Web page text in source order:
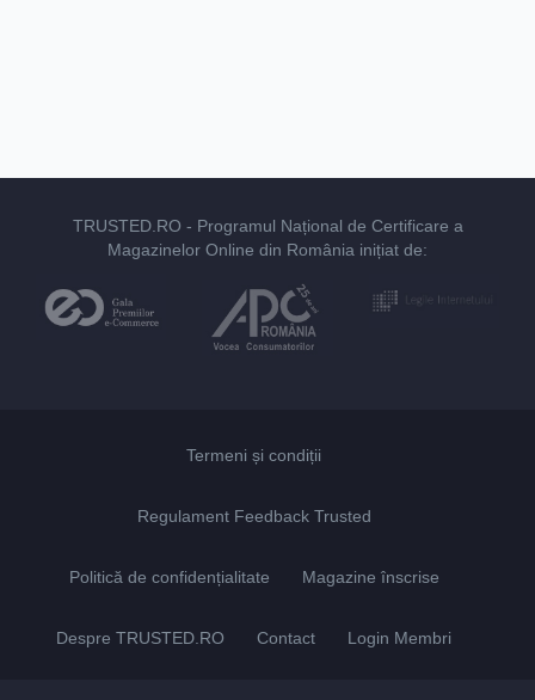
TRUSTED.RO - Programul Național de Certificare a
Magazinelor Online din România inițiat de:
Termeni și condiții
Regulament Feedback Trusted
Politică de confidențialitate Magazine înscrise
Despre TRUSTED.RO Contact Login Membri